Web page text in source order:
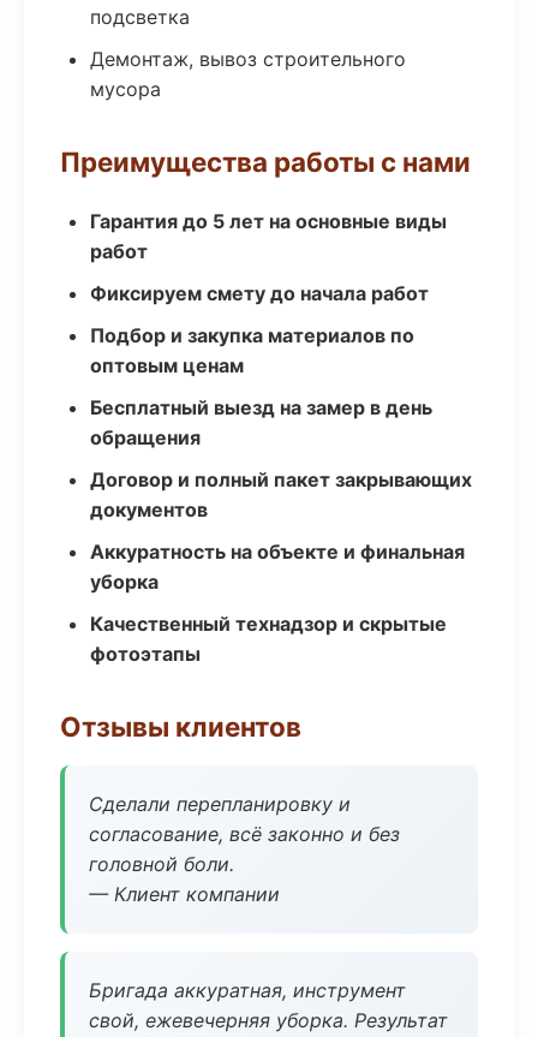
подсветка
Демонтаж, вывоз строительного
мусора
Преимущества работы с нами
Гарантия до 5 лет на основные виды
работ
Фиксируем смету до начала работ
Подбор и закупка материалов по
оптовым ценам
Бесплатный выезд на замер в день
обращения
Договор и полный пакет закрывающих
документов
Аккуратность на объекте и финальная
уборка
Качественный технадзор и скрытые
фотоэтапы
Отзывы клиентов
Сделали перепланировку и
согласование, всё законно и без
головной боли.
— Клиент компании
Бригада аккуратная, инструмент
свой, ежевечерняя уборка. Результат